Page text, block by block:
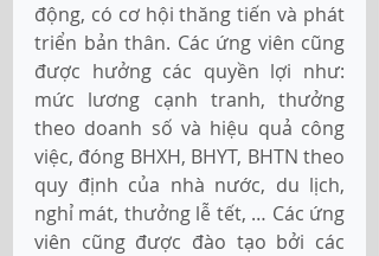
động, có cơ hội thăng tiến và phát
triển bản thân. Các ứng viên cũng
được hưởng các quyền lợi như:
mức lương cạnh tranh, thưởng
theo doanh số và hiệu quả công
việc, đóng BHXH, BHYT, BHTN theo
quy định của nhà nước, du lịch,
nghỉ mát, thưởng lễ tết, … Các ứng
viên cũng được đào tạo bởi các